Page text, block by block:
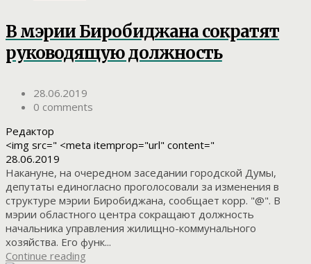
В мэрии Биробиджана сократят
руководящую должность
28.06.2019
0 comments
Редактор
<img src=" <meta itemprop="url" content="
28.06.2019
Накануне, на очередном заседании городской Думы,
депутаты единогласно проголосовали за изменения в
структуре мэрии Биробиджана, сообщает корр. "@". В
мэрии областного центра сокращают должность
начальника управления жилищно-коммунального
хозяйства. Его функ...
Continue reading